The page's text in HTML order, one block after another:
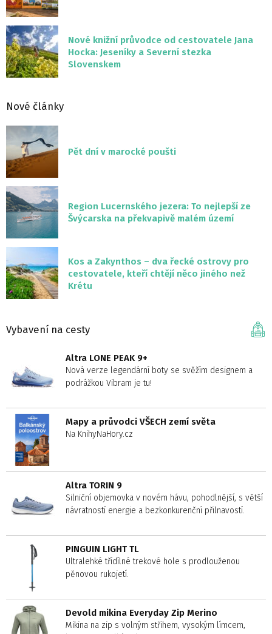
Nové knižní průvodce od cestovatele Jana
Hocka: Jeseníky a Severní stezka
Slovenskem
Nové články
Pět dní v marocké poušti
Region Lucernského jezera: To nejlepší ze
Švýcarska na překvapivě malém území
Kos a Zakynthos – dva řecké ostrovy pro
cestovatele, kteří chtějí něco jiného než
Krétu
Vybavení na cesty
Altra LONE PEAK 9+
Nová verze legendární boty se svěžím designem a
podrážkou Vibram je tu!
Mapy a průvodci VŠECH zemí světa
Na KnihyNaHory.cz
Altra TORIN 9
Silniční objemovka v novém hávu, pohodlnější, s větší
návratností energie a bezkonkurenční přilnavostí.
PINGUIN LIGHT TL
Ultralehké třídílné trekové hole s prodlouženou
pěnovou rukojetí.
Devold mikina Everyday Zip Merino
Mikina na zip s volným střihem, vysokým límcem,